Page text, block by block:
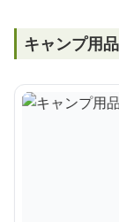
キャンプ用